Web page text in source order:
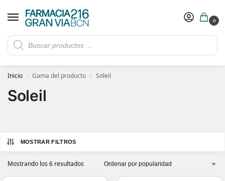
0
Rebajas de verano hasta -30%
​ 5€ de descuento con el cupón 5GRANVIA (compras superiores a 150€)
Inicio / Gama del producto / Soleil
Soleil
MOSTRAR FILTROS
Mostrando los 6 resultados